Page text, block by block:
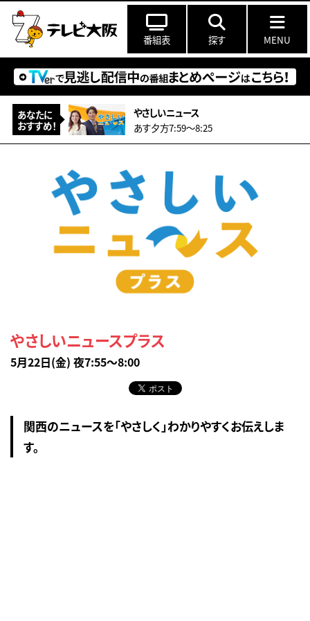
番組表 探す MENU
あなたに
おすすめ！
やさしいニュース
あす夕方7:59〜8:25
やさしいニュースプラス
5月22日(金) 夜7:55～8:00
関西のニュースを「やさしく」わかりやすくお伝えしま
す。